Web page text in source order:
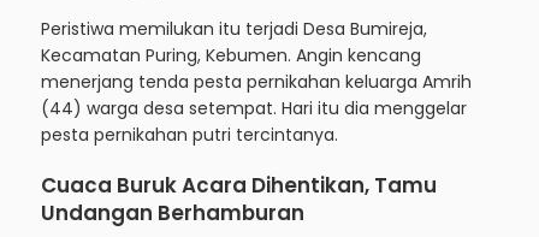
Peristiwa memilukan itu terjadi Desa Bumireja,
Kecamatan Puring, Kebumen. Angin kencang
menerjang tenda pesta pernikahan keluarga Amrih
(44) warga desa setempat. Hari itu dia menggelar
pesta pernikahan putri tercintanya.
Cuaca Buruk Acara Dihentikan, Tamu
Undangan Berhamburan